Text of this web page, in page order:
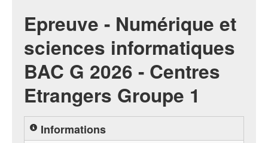
Epreuve - Numérique et
sciences informatiques
BAC G 2026 - Centres
Etrangers Groupe 1
Informations